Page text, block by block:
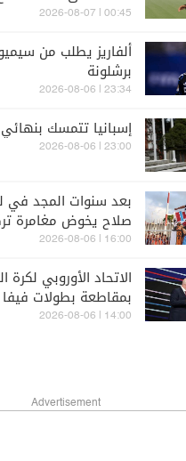
00:45 | 2026-08-07
ألفاريز يطلب من
برشلونة
23:34 | 2026-08-06
إسبانيا تتمسك بنهائي
23:00 | 2026-08-06
بعد سنوات المجد في
صلاح يخوض مغامرة
16:00 | 2026-08-06
الاتحاد الأوروبي
بمقاطعة بطولات فيفا
14:00 | 2026-08-06
Advertisement